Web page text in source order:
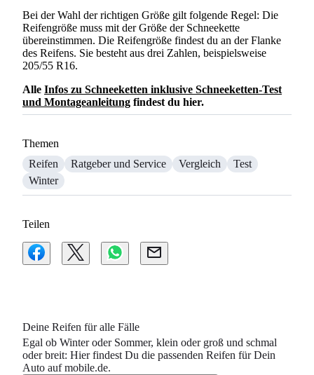
Bei der Wahl der richtigen Größe gilt folgende Regel: Die
Reifengröße muss mit der Größe der Schneekette
übereinstimmen. Die Reifengröße findest du an der Flanke
des Reifens. Sie besteht aus drei Zahlen, beispielsweise
205/55 R16.
Alle Infos zu Schneeketten inklusive Schneeketten-Test
und Montageanleitung findest du hier.
Themen
Reifen
Ratgeber und Service Vergleich
Test
Winter
Teilen
Deine Reifen für alle Fälle
Egal ob Winter oder Sommer, klein oder groß und schmal
oder breit: Hier findest Du die passenden Reifen für Dein
Auto auf mobile.de.